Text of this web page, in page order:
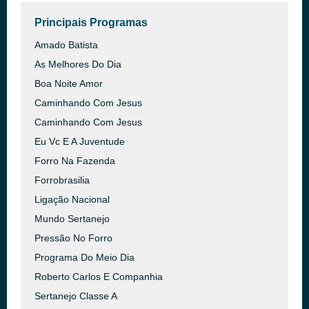
Principais Programas
Amado Batista
As Melhores Do Dia
Boa Noite Amor
Caminhando Com Jesus
Caminhando Com Jesus
Eu Vc E A Juventude
Forro Na Fazenda
Forrobrasilia
Ligação Nacional
Mundo Sertanejo
Pressão No Forro
Programa Do Meio Dia
Roberto Carlos E Companhia
Sertanejo Classe A